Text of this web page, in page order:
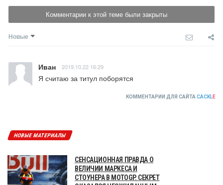
Комментарии к этой теме были закрыты
Новые
Иван 2019.10.22 16:29
Я считаю за титул поборятся
КОММЕНТАРИИ ДЛЯ САЙТА CACKLE
НОВЫЕ МАТЕРИАЛЫ
СЕНСАЦИОННАЯ ПРАВДА О
ВЕЛИЧИИ МАРКЕСА И
СТОУНЕРА В MOTOGP. СЕКРЕТ